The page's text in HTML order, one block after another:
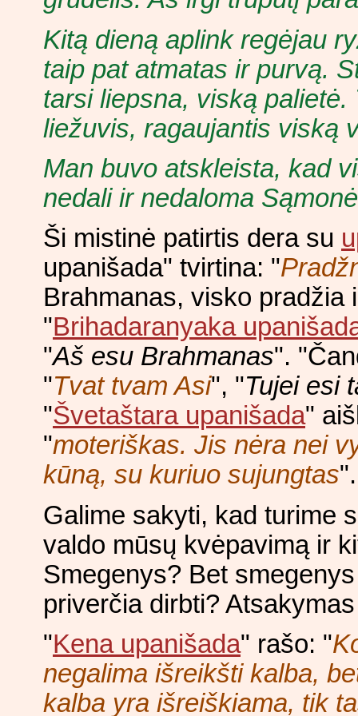
Kitą dieną aplink regėjau
taip pat atmatas ir purvą.
tarsi liepsna, viską
liežuvis, ragaujantis viską
Man buvo atskleista, kad
nedali ir nedaloma Sąmonė
Ši mistinė patirtis dera su
upanišada" tvirtina: "
Brahmanas, visko pradžia
"Brihadaranyaka
"Aš esu Brahmanas".
"Tvat tvam Asi", "Tujei esi
"Švetaštara upanišada"
"moteriškas. Jis nėra nei
kūną, su kuriuo sujungtas".
Galime sakyti, kad turime
valdo mūsų kvėpavimą ir
Smegenys? Bet
priverčia dirbti?
"Kena upanišada" rašo: "
negalima išreikšti kalba,
kalba yra išreiškiama, tik